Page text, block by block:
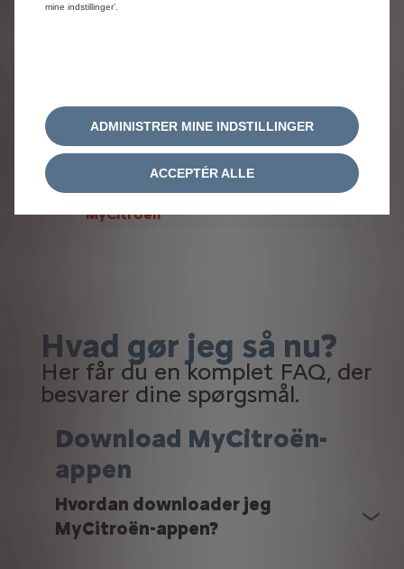
meget mere – direkte fra din
smartphone.
Læs mere om og download
MyCitroën
Hvad gør jeg så nu?
Her får du en komplet FAQ, der
besvarer dine spørgsmål.
Download MyCitroën-
appen
Hvordan downloader jeg
MyCitroën-appen?
mine indstillinger’.
ADMINISTRER MINE INDSTILLINGER
ACCEPTÉR ALLE